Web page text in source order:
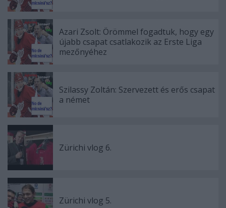
Azari Zsolt: Örömmel fogadtuk, hogy egy
újabb csapat csatlakozik az Erste Liga
mezőnyéhez
Szilassy Zoltán: Szervezett és erős csapat
a német
Zürichi vlog 6.
Zürichi vlog 5.